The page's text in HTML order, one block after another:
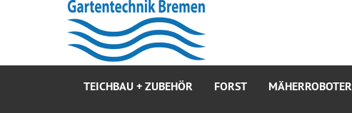
TEICHBAU + ZUBEHÖR FORST MÄHERROBOTER